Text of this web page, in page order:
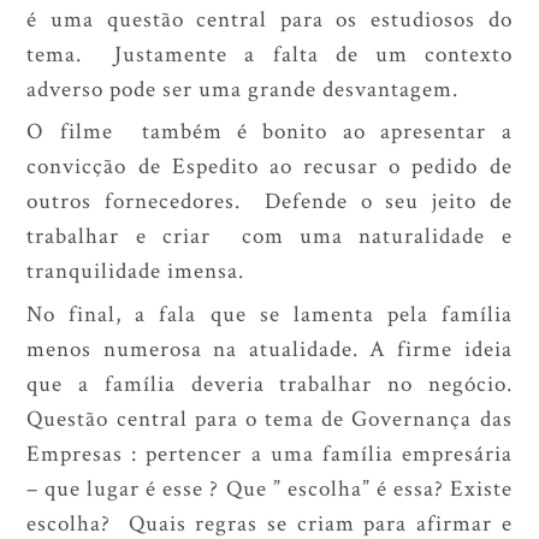
é uma questão central para os estudiosos do
tema. Justamente a falta de um contexto
adverso pode ser uma grande desvantagem.
O filme também é bonito ao apresentar a
convicção de Espedito ao recusar o pedido de
outros fornecedores. Defende o seu jeito de
trabalhar e criar com uma naturalidade e
tranquilidade imensa.
No final, a fala que se lamenta pela família
menos numerosa na atualidade. A firme ideia
que a família deveria trabalhar no negócio.
Questão central para o tema de Governança das
Empresas : pertencer a uma família empresária
– que lugar é esse ? Que ” escolha” é essa? Existe
escolha? Quais regras se criam para afirmar e